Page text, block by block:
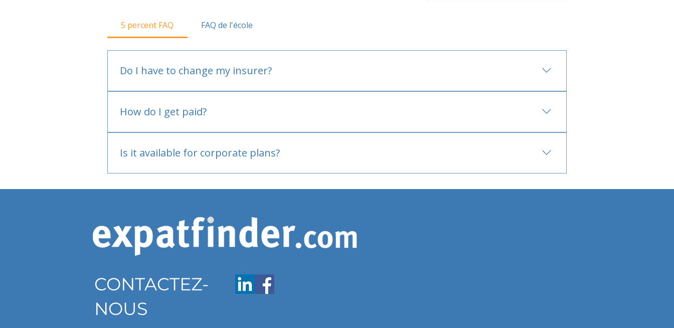
5 percent FAQ FAQ de l'école
Do I have to change my insurer?
How do I get paid?
Is it available for corporate plans?
CONTACTEZ-
NOUS